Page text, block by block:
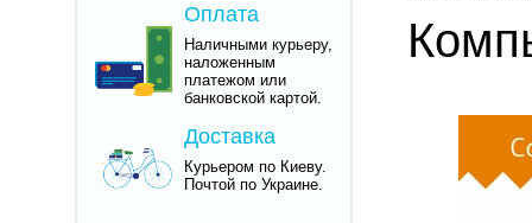
Оплата
Наличными курьеру,
наложенным
платежом или
банковской картой.
Доставка
Курьером по Киеву.
Почтой по Украине.